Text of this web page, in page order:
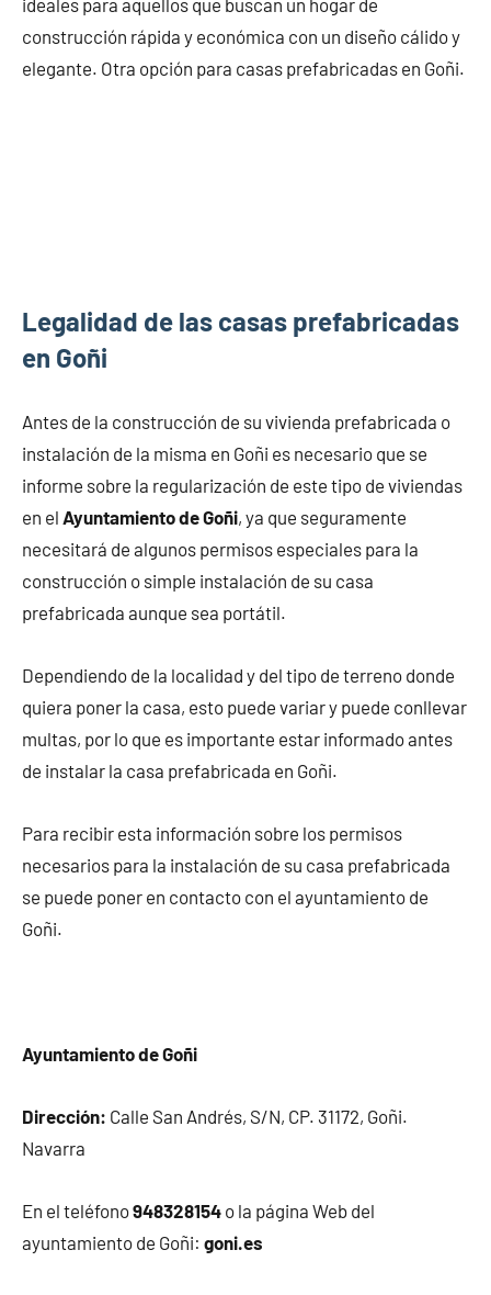
ideales para aquellos que buscan un hogar de
construcción rápida y económica con un diseño cálido y
elegante. Otra opción para casas prefabricadas en Goñi.
Legalidad de las casas prefabricadas
en Goñi
Antes de la construcción de su vivienda prefabricada o
instalación de la misma en Goñi es necesario que se
informe sobre la regularización de este tipo de viviendas
en el Ayuntamiento de Goñi, ya que seguramente
necesitará de algunos permisos especiales para la
construcción o simple instalación de su casa
prefabricada aunque sea portátil.
Dependiendo de la localidad y del tipo de terreno donde
quiera poner la casa, esto puede variar y puede conllevar
multas, por lo que es importante estar informado antes
de instalar la casa prefabricada en Goñi.
Para recibir esta información sobre los permisos
necesarios para la instalación de su casa prefabricada
se puede poner en contacto con el ayuntamiento de
Goñi.
Ayuntamiento de Goñi
Dirección: Calle San Andrés, S/N, CP. 31172, Goñi.
Navarra
En el teléfono948328154 o la página Web del
ayuntamiento de Goñi: goni.es